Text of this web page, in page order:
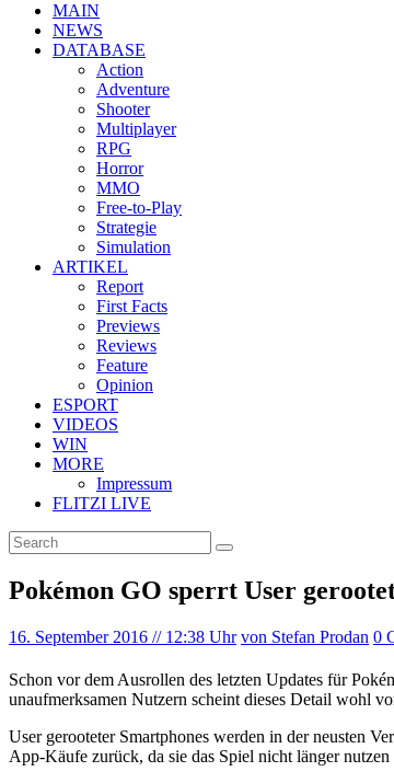
MAIN
NEWS
DATABASE
Action
Adventure
Shooter
Multiplayer
RPG
Horror
MMO
Free-to-Play
Strategie
Simulation
ARTIKEL
Report
First Facts
Previews
Reviews
Feature
Opinion
ESPORT
VIDEOS
WIN
MORE
Impressum
FLITZI LIVE
Pokémon GO sperrt User
16. September 2016 // 12:38 Uhr von Stefan Prodan 0
Schon vor dem Ausrollen des letzten Updates für
unaufmerksamen Nutzern scheint dieses Detail wohl
User gerooteter Smartphones werden in der neusten
App-Käufe zurück, da sie das Spiel nicht länger nutzen